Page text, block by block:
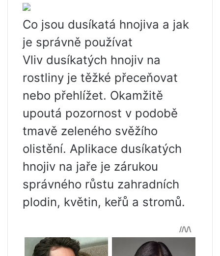
Co jsou dusíkatá hnojiva a jak
je správně používat
Vliv dusíkatých hnojiv na
rostliny je těžké přeceňovat
nebo přehlížet. Okamžitě
upoutá pozornost v podobě
tmavě zeleného svěžího
olistění. Aplikace dusíkatých
hnojiv na jaře je zárukou
správného růstu zahradních
plodin, květin, keřů a stromů.